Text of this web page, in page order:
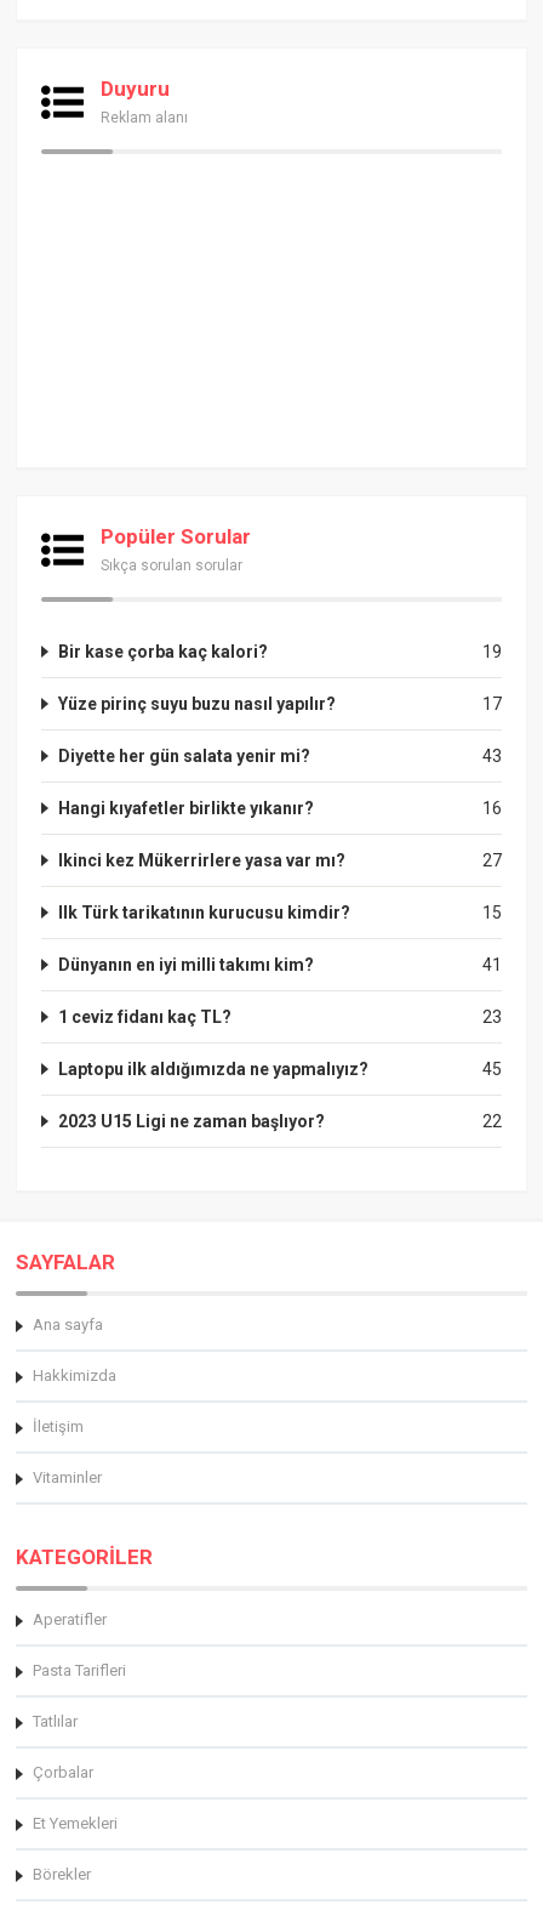
Duyuru
Reklam alanı
Popüler Sorular
Sıkça sorulan sorular
19
Bir kase çorba kaç kalori?
17
Yüze pirinç suyu buzu nasıl yapılır?
43
Diyette her gün salata yenir mi?
16
Hangi kıyafetler birlikte yıkanır?
27
Ikinci kez Mükerrirlere yasa var mı?
15
Ilk Türk tarikatının kurucusu kimdir?
41
Dünyanın en iyi milli takımı kim?
23
1 ceviz fidanı kaç TL?
45
Laptopu ilk aldığımızda ne yapmalıyız?
22
2023 U15 Ligi ne zaman başlıyor?
SAYFALAR
Ana sayfa
Hakkimizda
İletişim
Vitaminler
KATEGORİLER
Aperatifler
Pasta Tarifleri
Tatlılar
Çorbalar
Et Yemekleri
Börekler